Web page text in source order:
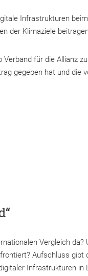
Infrastrukturen
der Klimaziele
für die Allianz
gegeben hat und die
Vergleich
Aufschluss
Infrastrukturen in